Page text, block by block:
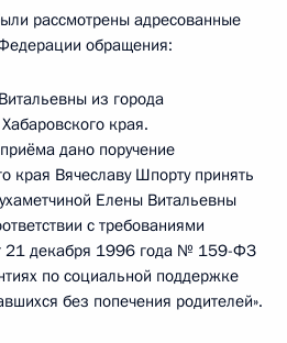
рассмотрены адресованные
обращения:
из города
края.
дано поручение
края Вячеславу Шпорту принять
Елены Витальевны
с требованиями
21 декабря 1996 года № 159-ФЗ
по социальной поддержке
без попечения родителей».